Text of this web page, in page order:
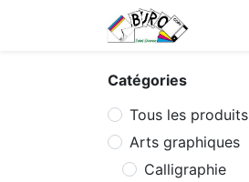
Catégories
Tous les produits
Arts graphiques
Calligraphie